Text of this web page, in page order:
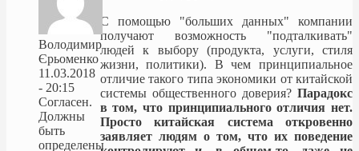
С помощью "больших данных" компании
получают возможность "подталкивать"
людей к выбору (продукта, услуги, стиля
жизни, политики). В чем принципиальное
отличие такого типа экономики от китайской
системы общественного доверия? Парадокс
в том, что принципиального отличия нет.
Просто китайская система откровенно
заявляет людям о том, что их поведение
Володимир
Єрьоменко
11.03.2018
- 20:15
Согласен.
Должны
быть
определены